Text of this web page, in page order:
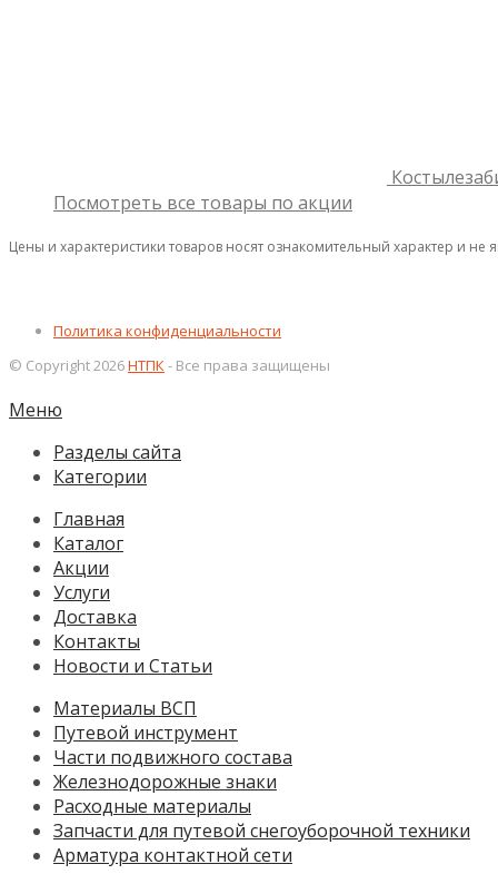
Посмотреть все товары по акции
Цены и характеристики товаров носят ознакомительный характер и не
Политика конфиденциальности
© Copyright 2026НТПК- Все права защищены
Меню
Разделы сайта
Категории
Главная
Каталог
Акции
Услуги
Доставка
Контакты
Новости и Статьи
Материалы ВСП
Путевой инструмент
Части подвижного состава
Железнодорожные знаки
Расходные материалы
Запчасти для путевой снегоуборочной техники
Арматура контактной сети